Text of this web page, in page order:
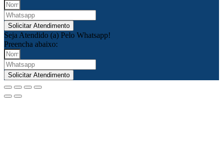
Solicitar Atendimento
Seja Atendido (a) Pelo Whatsapp!
Preencha abaixo:
Solicitar Atendimento